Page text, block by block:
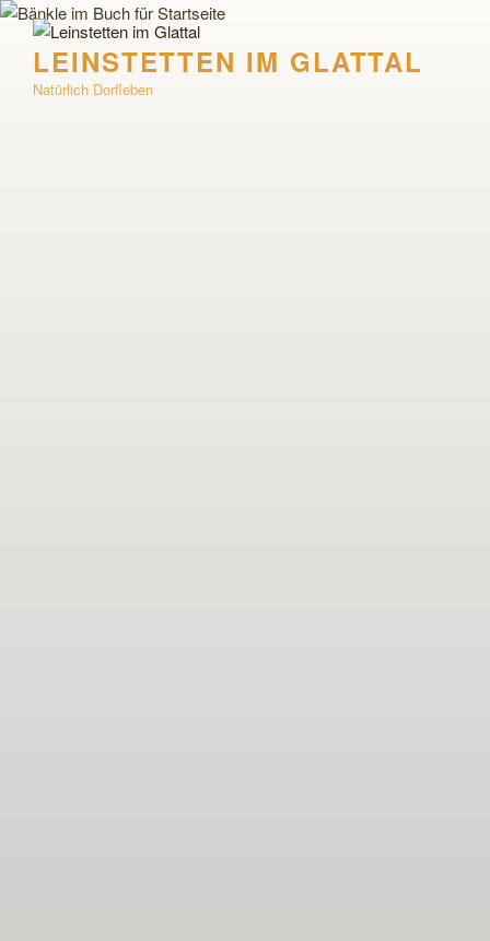
Zum
Inhalt
springenLEINSTETTEN IM GLATTAL
Natürlich Dorfleben